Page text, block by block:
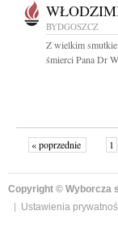
BYDGOSZCZ
Z wielkim
śmierci Pana Dr
« poprzednie 1
Copyright © Wyborcza
Ustawienia